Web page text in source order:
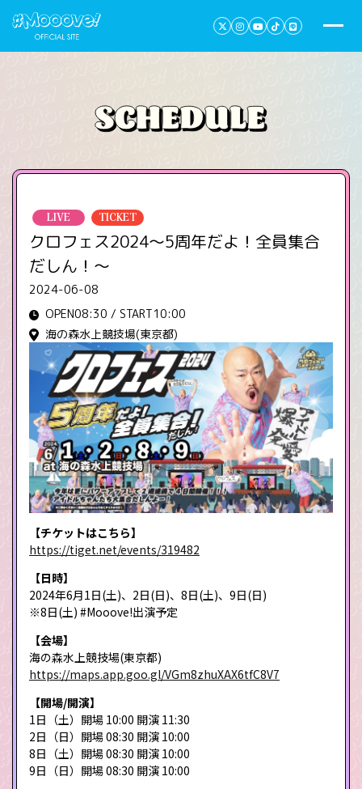
LIVE TICKET
クロフェス2024～5周年だよ！全員集合
だしん！～
2024-06-08
OPEN08:30 / START10:00
海の森水上競技場(東京都)
【チケットはこちら】
https://tiget.net/events/319482
【日時】
2024年6月1日(土)、2日(日)、8日(土)、9日(日)
※8日(土) #Mooove!出演予定
【会場】
海の森水上競技場(東京都)
https://maps.app.goo.gl/VGm8zhuXAX6tfC8V7
【開場/開演】
1日（土）開場 10:00 開演 11:30
2日（日）開場 08:30 開演 10:00
8日（土）開場 08:30 開演 10:00
9日（日）開場 08:30 開演 10:00